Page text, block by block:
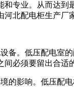
和专业。从而达
河北配电柜生产厂
设备。低压配电室
必须要留出合适
境的影响。低压配